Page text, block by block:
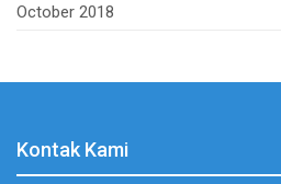
October 2018
Kontak Kami